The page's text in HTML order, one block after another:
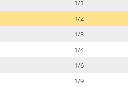
1/1
1/2
1/3
1/4
1/6
1/9